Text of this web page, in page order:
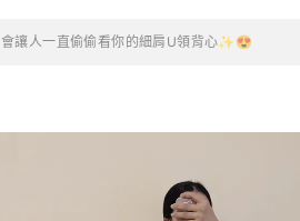
會讓人一直偷偷看你的細肩U領背心✨😍